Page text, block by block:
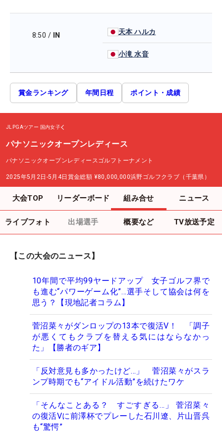
8:50 / IN 天本 ハルカ
小滝 水音
賞金ランキング 年間日程 ポイント・成績
JLPGAツアー 国内女子
パナソニックオープンレディース
パナソニックオープンレディースゴルフトーナメント
2025年5月2日-5月4日 賞金総額 ¥80,000,000浜野ゴルフクラブ（千葉県）
大会TOP リーダーボード 組み合せ ニュース
ライブフォト 出場選手 概要など TV放送予定
【この大会のニュース】
10年間で平均99ヤードアップ 女子ゴルフ界で
も進む“パワーゲーム化”…選手そして協会は何を
思う？【現地記者コラム】
菅沼菜々がダンロップの13本で復活V！ 「調子
が悪くてもクラブを替える気にはならなかっ
た」【勝者のギア】
「反対意見も多かったけど…」 菅沼菜々がスラ
ンプ時期でも“アイドル活動”を続けたワケ
「そんなことある？ すごすぎる…」 菅沼菜々
の復活Vに前澤杯でプレーした石川遼、片山晋呉
も“驚愕”